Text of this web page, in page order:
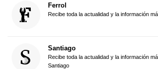
Ferrol
Recibe toda la actualidad y la información
Santiago
Recibe toda la actualidad y la información
Santiago